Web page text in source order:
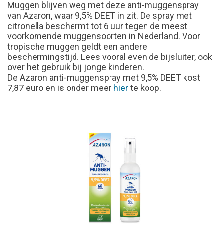
Muggen blijven weg met deze anti-muggenspray
van Azaron, waar 9,5% DEET in zit. De spray met
citronella beschermt tot 6 uur tegen de meest
voorkomende muggensoorten in Nederland. Voor
tropische muggen geldt een andere
beschermingstijd. Lees vooral even de bijsluiter, ook
over het gebruik bij jonge kinderen.
De Azaron anti-muggenspray met 9,5% DEET kost
7,87 euro en is onder meer hierte koop.